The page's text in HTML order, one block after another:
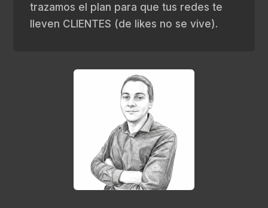
trazamos el plan para que tus redes te
lleven CLIENTES (de likes no se vive).